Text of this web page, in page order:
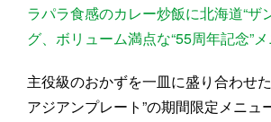
ラパラ食感のカレー炒飯に北海道“ザ
グ、ボリューム満点な“55周年記念”
主役級のおかずを一皿に盛り合わせ
アジアンプレート”の期間限定メニュー